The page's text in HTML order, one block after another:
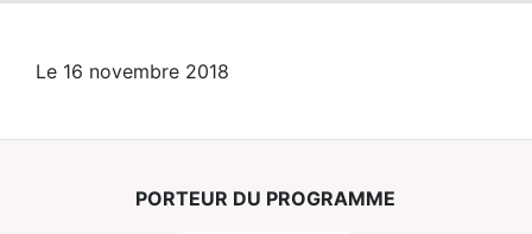
Le 16 novembre 2018
PORTEUR DU PROGRAMME